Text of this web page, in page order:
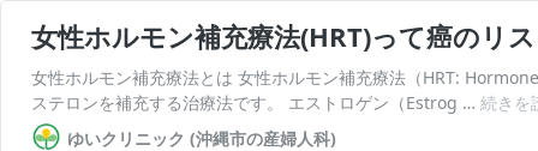
女性ホルモン補充療法(HRT)って癌のリ
女性ホルモン補充療法とは 女性ホルモン補充療法（HRT:
ステロンを補充する治療法です。 エストロゲン（Estrog … 続きを
ゆいクリニック (沖縄市の産婦人科)